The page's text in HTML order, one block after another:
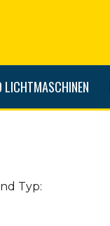
LICHTMASCHINEN
Typ: